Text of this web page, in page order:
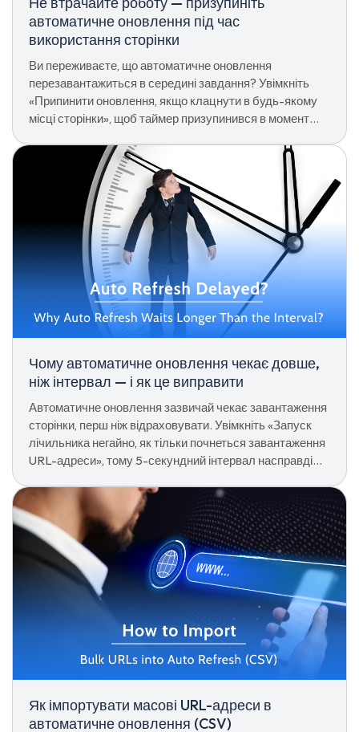
автоматичне оновлення під час
використання сторінки
Ви переживаєте, що автоматичне оновлення
перезавантажиться в середині завдання? Увімкніть
«Припинити оновлення, якщо клацнути в будь-якому
місці сторінки», щоб таймер призупинився в момент
Чому автоматичне оновлення чекає довше,
ніж інтервал — і як це виправити
Автоматичне оновлення зазвичай чекає завантаження
сторінки, перш ніж відраховувати. Увімкніть «Запуск
лічильника негайно, як тільки почнеться завантаження
URL-адреси», тому 5-секундний інтервал насправді
Як імпортувати масові URL-адреси в
автоматичне оновлення (CSV)